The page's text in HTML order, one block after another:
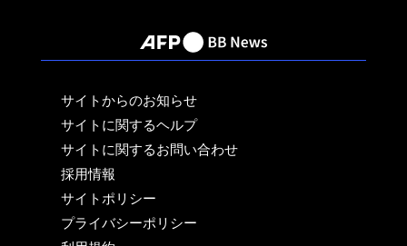
サイトからのお知らせ
サイトに関するヘルプ
サイトに関するお問い合わせ
採用情報
サイトポリシー
プライバシーポリシー